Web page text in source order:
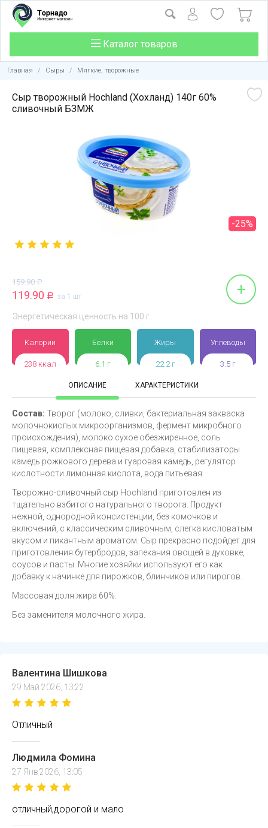
Каталог товаров
Главная / Сыры / Мягкие, творожные
Сыр творожный Hochland (Хохланд) 140г 60%
сливочный БЗМЖ
-25%
159.90 Р
119.90 Р за 1 шт +
Энергетическая ценность на 100 г
Калории
238 ккал
Белки
6.1 г
Жиры
22.2 г
Углеводы
3.5 г
ОПИСАНИЕ ХАРАКТЕРИСТИКИ
Состав: Творог (молоко, сливки, бактериальная закваска
молочнокислых микроорганизмов, фермент микробного
происхождения), молоко сухое обезжиренное, соль
пищевая, комплексная пищевая добавка, стабилизаторы
камедь рожкового дерева и гуаровая камедь, регулятор
кислотности лимонная кислота, вода питьевая.
Творожно-сливочный сыр Hochland приготовлен из
тщательно взбитого натурального творога. Продукт
нежной, однородной консистенции, без комочков и
включений, с классическим сливочным, слегка кисловатым
вкусом и пикантным ароматом. Сыр прекрасно подойдет для
приготовления бутербродов, запекания овощей в духовке,
соусов и пасты. Многие хозяйки используют его как
добавку к начинке для пирожков, блинчиков или пирогов.
Массовая доля жира 60%.
Без заменителя молочного жира.
Валентина Шишкова
29 Май 2026, 13:22
Отличный
Людмила Фомина
27 Янв 2026, 13:05
отличный,дорогой и мало